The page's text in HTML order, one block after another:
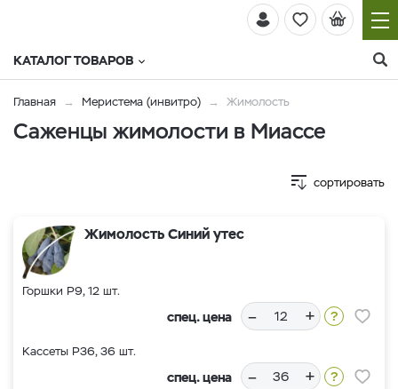
КАТАЛОГ ТОВАРОВ
Главная Меристема (инвитро) Жимолость
Саженцы жимолости в Миассе
сортировать
Жимолость Синий утес
Горшки Р9, 12 шт.
спец. цена – +
Кассеты Р36, 36 шт.
спец. цена – +